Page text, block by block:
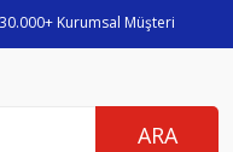
30.000+ Kurumsal Müşteri
ARA